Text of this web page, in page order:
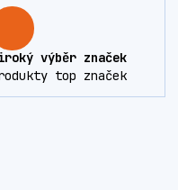
výběr značek
top značek